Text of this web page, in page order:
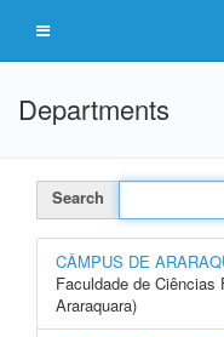
Departments
Search
CÂMPUS DE
Faculdade de
Araraquara)